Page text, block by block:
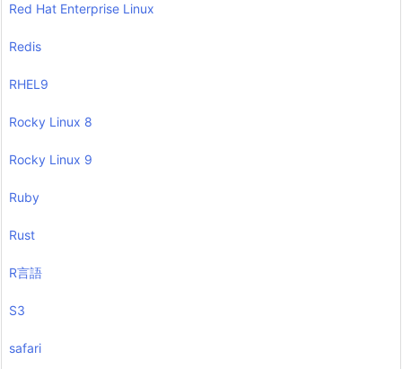
Red Hat Enterprise Linux
Redis
RHEL9
Rocky Linux 8
Rocky Linux 9
Ruby
Rust
R言語
S3
safari